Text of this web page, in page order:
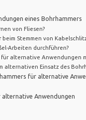
eines Bohrhammers
von Fliesen?
Stemmen von
Arbeiten durchführen?
alternative Anwendungen
alternativen Einsatz des
für alternative
Anwendungen